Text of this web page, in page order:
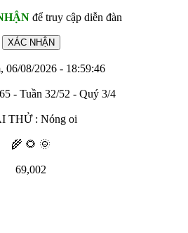
để truy cập diễn đàn
06/08/2026 - 18:59:46
- Tuần 32/52 - Quý 3/4
THỬ : Nóng oi
🌾 🌻 🌞
69,002